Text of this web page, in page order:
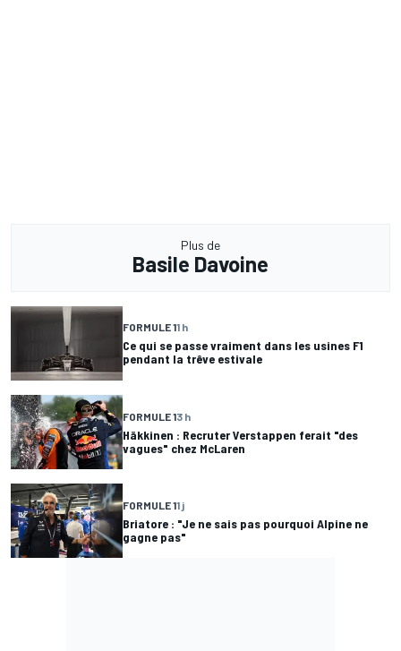
Plus de
Basile Davoine
FORMULE 11 h
Ce qui se passe vraiment dans les usines F1
pendant la trêve estivale
FORMULE 13 h
Häkkinen : Recruter Verstappen ferait "des
vagues" chez McLaren
FORMULE 11 j
Briatore : "Je ne sais pas pourquoi Alpine ne
gagne pas"